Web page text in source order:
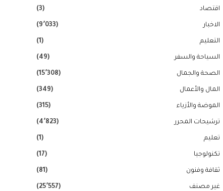
اقتصاد (3)
الاخبار (9٬033)
التعليم (1)
السياحة والسفر (49)
الصحة والجمال (15٬308)
المال والأعمال (349)
الموضة والأزياء (315)
ترشيحات المحرر (4٬823)
تعليم (1)
تكنولوجيا (17)
ثقافة وفنون (81)
غير مصنف (25٬557)